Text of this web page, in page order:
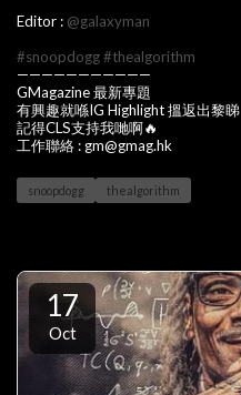
Editor : @galaxyman
#snoopdogg#thealgorithm
———————————
GMagazine 最新專題
有興趣就喺IG Highlight 搵返出黎睇
記得CLS支持我哋啊🔥
工作聯絡 : gm@gmag.hk
snoopdogg thealgorithm
17
Oct